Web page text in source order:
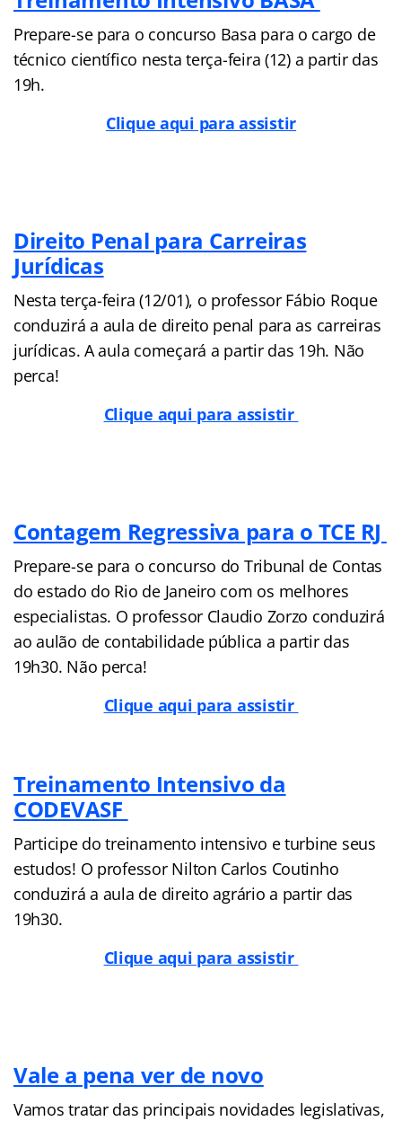
Prepare-se para o concurso Basa para o cargo de
técnico científico nesta terça-feira (12) a partir das
19h.
Clique aqui para assistir
Direito Penal para Carreiras
Jurídicas
Nesta terça-feira (12/01), o professor Fábio Roque
conduzirá a aula de direito penal para as carreiras
jurídicas. A aula começará a partir das 19h. Não
perca!
Clique aqui para assistir
Contagem Regressiva para o TCE RJ
Prepare-se para o concurso do Tribunal de Contas
do estado do Rio de Janeiro com os melhores
especialistas. O professor Claudio Zorzo conduzirá
ao aulão de contabilidade pública a partir das
19h30. Não perca!
Clique aqui para assistir
Treinamento Intensivo da
CODEVASF
Participe do treinamento intensivo e turbine seus
estudos! O professor Nilton Carlos Coutinho
conduzirá a aula de direito agrário a partir das
19h30.
Clique aqui para assistir
Vale a pena ver de novo
Vamos tratar das principais novidades legislativas,